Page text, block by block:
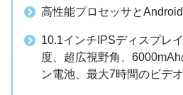
高性能プロセッサと
10.1インチIPSディスプレ
度、超広視野角、
ン電池、最大7時間のビデ